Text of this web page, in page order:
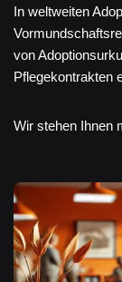
In weltweiten
von
Pflegekontrakten
Wir stehen Ihnen